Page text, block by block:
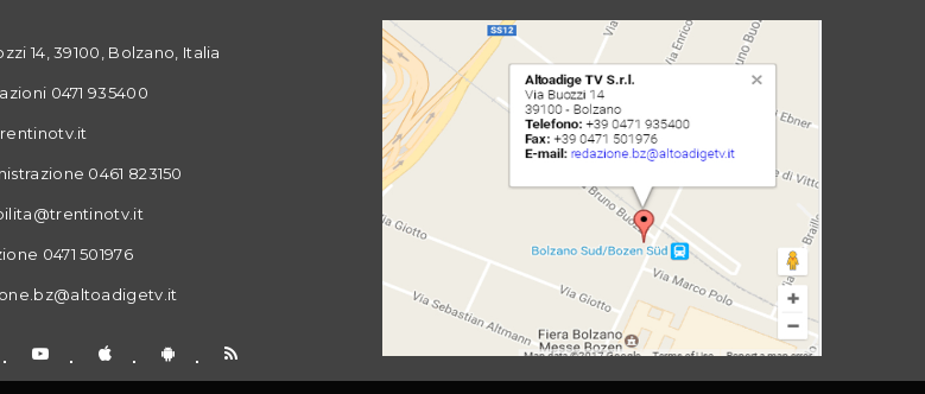
14, 39100, Bolzano, Italia
0471 935400
0461 823150
0471 501976